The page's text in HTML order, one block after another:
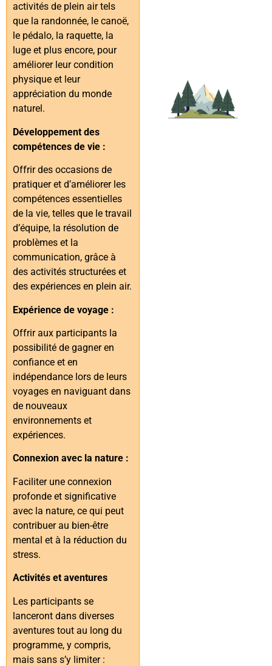
activités de plein air tels
que la randonnée, le canoë,
le pédalo, la raquette, la
luge et plus encore, pour
améliorer leur condition
physique et leur
appréciation du monde
naturel.
Développement des
compétences de vie :
Offrir des occasions de
pratiquer et d’améliorer les
compétences essentielles
de la vie, telles que le travail
d’équipe, la résolution de
problèmes et la
communication, grâce à
des activités structurées et
des expériences en plein air.
Expérience de voyage :
Offrir aux participants la
possibilité de gagner en
confiance et en
indépendance lors de leurs
voyages en naviguant dans
de nouveaux
environnements et
expériences.
Connexion avec la nature :
Faciliter une connexion
profonde et significative
avec la nature, ce qui peut
contribuer au bien-être
mental et à la réduction du
stress.
Activités et aventures
Les participants se
lanceront dans diverses
aventures tout au long du
programme, y compris,
mais sans s’y limiter :